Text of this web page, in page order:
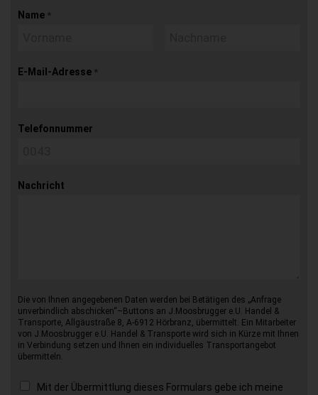
Name *
E-Mail-Adresse *
Telefonnummer
Nachricht
Die von Ihnen angegebenen Daten werden bei Betätigen des „Anfrage
unverbindlich abschicken“–Buttons an J.Moosbrugger e.U. Handel &
Transporte, Allgäustraße 8, A-6912 Hörbranz, übermittelt. Ein Mitarbeiter
von J.Moosbrugger e.U. Handel & Transporte wird sich in Kürze mit Ihnen
in Verbindung setzen und Ihnen ein individuelles Transportangebot
übermitteln.
Mit der Übermittlung dieses Formulars gebe ich meine